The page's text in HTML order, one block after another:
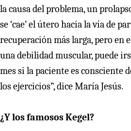
la causa del problema, un
se ‘cae’ el útero hacia la vía de
recuperación más larga, pero en
una debilidad muscular, puede
mes si la paciente es consciente
los ejercicios”, dice María Jesús.
¿Y los famosos Kegel?